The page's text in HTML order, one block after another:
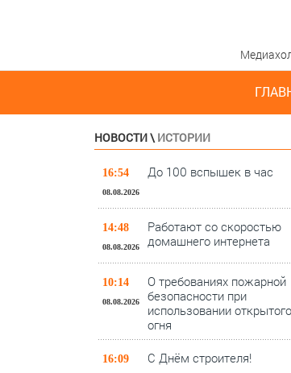
НОВОСТИ\ ИСТОРИИ
16:54
08.08.2026
До 100 вспышек в час
14:48
08.08.2026
Работают со скоростью
домашнего интернета
10:14
08.08.2026
О требованиях пожарной
безопасности при
использовании открытого
огня
16:09 С Днём строителя!